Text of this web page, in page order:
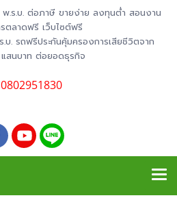
พ.ร.บ. ต่อภาษี ขายง่าย ลงทุนต่ำ สอนงาน
ตลาดฟรี เว็บไซต์ฟรี
. รถฟรีประกันคุ้มครองการเสียชีวิตจาก
สนบาท ต่อยอดธุรกิจ
0802951830